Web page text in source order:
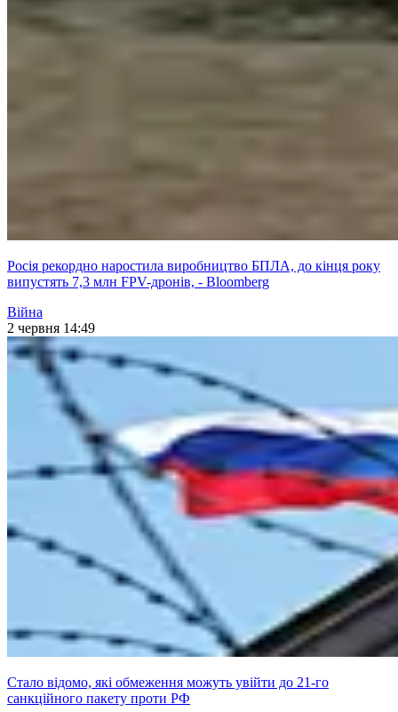
Росія рекордно наростила виробництво БПЛА, до кінця року
випустять 7,3 млн FPV-дронів, - Bloomberg
Війна
2 червня 14:49
Стало відомо, які обмеження можуть увійти до 21-го
санкційного пакету проти РФ